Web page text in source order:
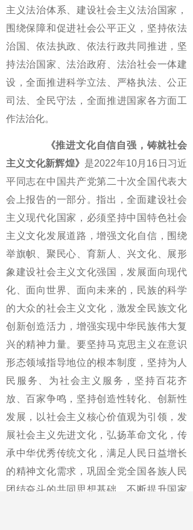
主义法治体系、建设社会主义法治国家，
围绕保障和促进社会公平正义，坚持依法
治国、依法执政、依法行政共同推进，坚
持法治国家、法治政府、法治社会一体建
设，全面推进科学立法、严格执法、公正
司法、全民守法，全面推进国家各方面工
作法治化。
《推进文化自信自强，铸就社会
主义文化新辉煌》 是2022年10月16日习近
平同志在中国共产党第二十次全国代表大
会上报告的一部分。指出，全面建设社会
主义现代化国家，必须坚持中国特色社会
主义文化发展道路，增强文化自信，围绕
举旗帜、聚民心、育新人、兴文化、展形
象建设社会主义文化强国，发展面向现代
化、面向世界、面向未来的，民族的科学
的大众的社会主义文化，激发全民族文化
创新创造活力，增强实现中华民族伟大复
兴的精神力量。要坚持马克思主义在意识
形态领域指导地位的根本制度，坚持为人
民服务、为社会主义服务，坚持百花齐
放、百家争鸣，坚持创造性转化、创新性
发展，以社会主义核心价值观为引领，发
展社会主义先进文化，弘扬革命文化，传
承中华优秀传统文化，满足人民日益增长
的精神文化需求，巩固全党全国各族人民
团结奋斗的共同思想基础，不断提升国家